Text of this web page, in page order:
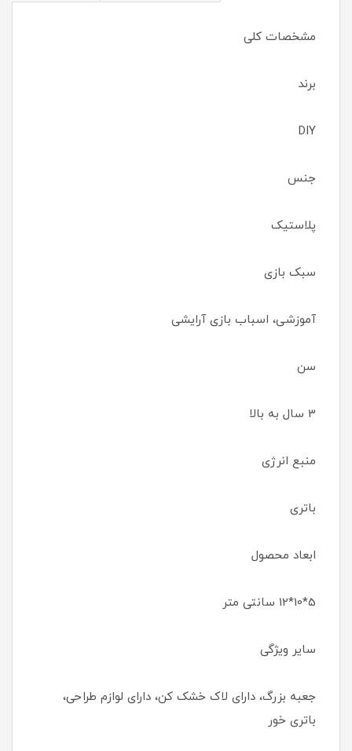
مشخصات کلی
برند
DIY
جنس
پلاستیک
سبک بازی
آموزشی، اسباب بازی آرایشی
سن
3 سال به بالا
منبع انرژی
باتری
ابعاد محصول
5*10*12 سانتی متر
سایر ویژگی
جعبه بزرگ، دارای لاک خشک کن، دارای لوازم طراحی،
باتری خور